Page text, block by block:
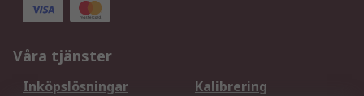
Våra tjänster
Inköpslösningar
Kalibrering